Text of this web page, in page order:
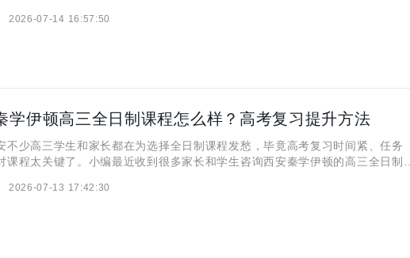
细分享一下他们的课程到底怎么样？ 西安秦学伊顿高三寄宿课
2026-07-14 16:57:50
学伊顿高三全日制课程怎么样？高考复习提升方法
少高三学生和家长都在为选择全日制课程发愁，毕竟高考复习时间紧、任务
课程太关键了。小编最近收到很多家长和学生咨询西安秦学伊顿的高三全日制课
日制课程怎么样？ 西安秦学伊顿高三全日制课程的多数老师有1
2026-07-13 17:42:30